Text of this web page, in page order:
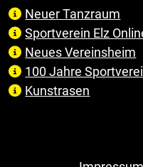
Neuer Tanzraum
Sportverein Elz
Neues Vereinsheim
100 Jahre
Kunstrasen